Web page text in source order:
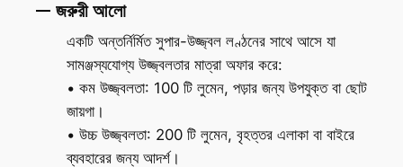
জরুরী আলো
একটি অন্তর্নির্মিত সুপার-উজ্জ্বল লণ্ঠনের সাথে আসে যা
সামঞ্জস্যযোগ্য উজ্জ্বলতার মাত্রা অফার করে:
• কম উজ্জ্বলতা: 100 টি লুমেন, পড়ার জন্য উপযুক্ত বা ছোট
জায়গা।
• উচ্চ উজ্জ্বলতা: 200 টি লুমেন, বৃহত্তর এলাকা বা বাইরে
ব্যবহারের জন্য আদর্শ।